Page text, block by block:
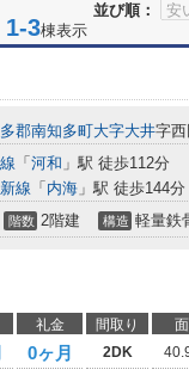
並び順：
3棟表示
郡南知多町大字大井字
「 河和 」駅 徒歩112分
線 「 内海 」駅 徒歩144分
階数 2階建 構造 軽量鉄
礼金 間取り
0ヶ月 2DK